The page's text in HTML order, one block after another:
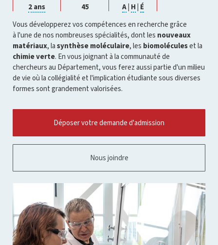
2 ansCliquer
pour
ouvrir
l'infobulle
45
ACliquer
pour
ouvrir
l'infobulle
H Cliquer
pour
ouvrir
l'infobulle
É
pour
ouvrir
l'infobulle
Vous développerez vos compétences en recherche grâce
à l'une de nos nombreuses spécialités, dont les nouveaux
matériaux, la synthèse moléculaire, les biomoléculeset la
chimie verte. En vous joignant à la communauté de
chercheurs au Département, vous ferez aussi partie d'un milieu
de vie où la collégialité et l'implication étudiante sous diverses
formes sont grandement valorisées.
Déposer votre demande d'admission
Nous joindre